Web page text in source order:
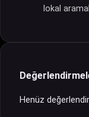
lokal
Henüz